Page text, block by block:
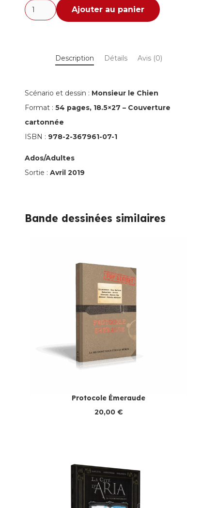
quantité
de
-
Nouvelle
édition
Ajouter au panier
Description Détails Avis (0)
Scénario et dessin : Monsieur le Chien
Format : 54 pages, 18.5×27 – Couverture
cartonnée
ISBN : 978-2-367961-07-1
Ados/Adultes
Sortie : Avril 2019
Bande dessinées similaires
Protocole Émeraude
20,00 €